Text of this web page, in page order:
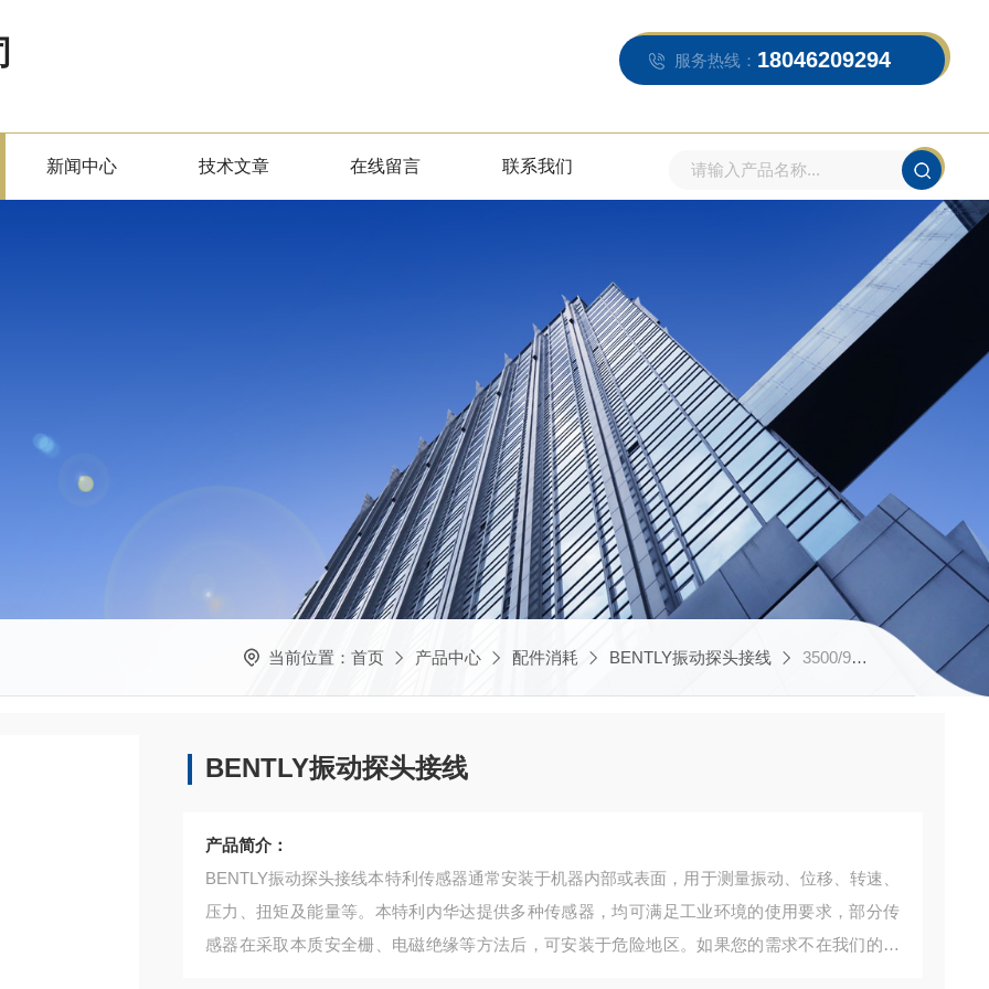
服务热线： 18046209294
新闻中心 技术文章 在线留言 联系我们
当前位置： 首页 产品中心 配件消耗 BENTLY振动探头接线 3500/92-02-01-00BENTLY振动探头接线
BENTLY振动探头接线
产品简介：
BENTLY振动探头接线本特利传感器通常安装于机器内部或表面，用于测量振动、位移、转速、
压力、扭矩及能量等。本特利内华达提供多种传感器，均可满足工业环境的使用要求，部分传
感器在采取本质安全栅、电磁绝缘等方法后，可安装于危险地区。如果您的需求不在我们的标